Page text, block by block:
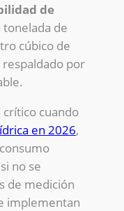
de
tonelada de
cúbico de
por
cuando
en 2026,
no se
de medición
implementan